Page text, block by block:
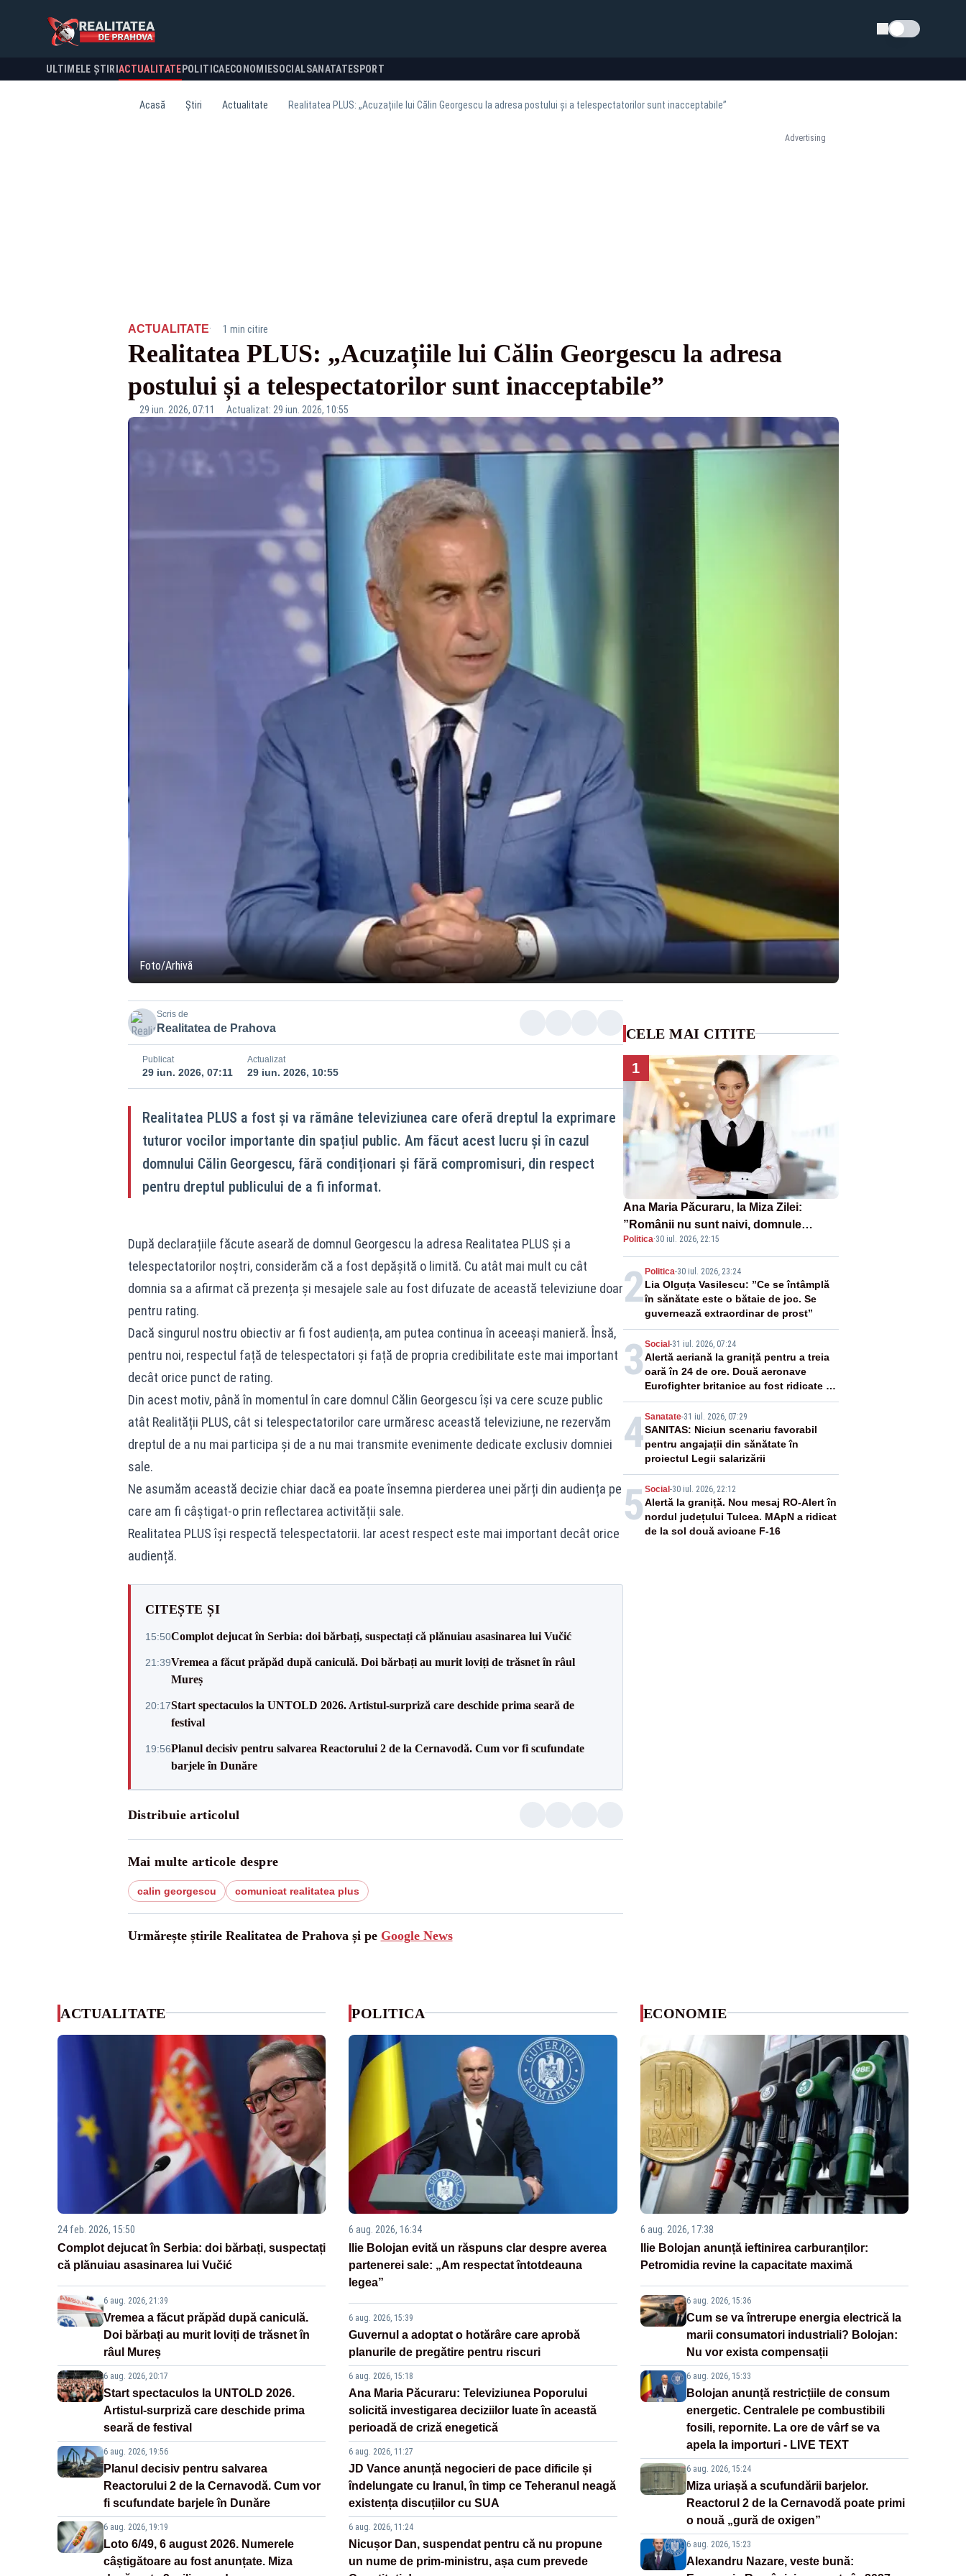
Schimba tema
ULTIMELE ȘTIRI ACTUALITATE POLITICA ECONOMIESOCIALSANATATESPORT
Acasă Știri Actualitate Realitatea PLUS: „Acuzațiile lui Călin Georgescu la adresa postului și a telespectatorilor sunt inacceptabile”
Advertising
ACTUALITATE· 1 min citire
Realitatea PLUS: „Acuzațiile lui Călin Georgescu la adresa
postului și a telespectatorilor sunt inacceptabile”
29 iun. 2026, 07:11 Actualizat: 29 iun. 2026, 10:55
Foto/Arhivă
Scris de
Realitatea de Prahova
Publicat
29 iun. 2026, 07:11
Actualizat
29 iun. 2026, 10:55
Realitatea PLUS a fost și va rămâne televiziunea care oferă dreptul la exprimare
tuturor vocilor importante din spațiul public. Am făcut acest lucru și în cazul
domnului Călin Georgescu, fără condiționari și fără compromisuri, din respect
pentru dreptul publicului de a fi informat.
După declarațiile făcute aseară de domnul Georgescu la adresa Realitatea PLUS și a
telespectatorilor noștri, considerăm că a fost depășită o limită. Cu atât mai mult cu cât
domnia sa a afirmat că prezența și mesajele sale au fost difuzate de această televiziune doar
pentru rating.
Dacă singurul nostru obiectiv ar fi fost audiența, am putea continua în aceeași manieră. Însă,
pentru noi, respectul față de telespectatori și față de propria credibilitate este mai important
decât orice punct de rating.
Din acest motiv, până în momentul în care domnul Călin Georgescu își va cere scuze public
atât Realității PLUS, cât si telespectatorilor care urmăresc această televiziune, ne rezervăm
dreptul de a nu mai participa și de a nu mai transmite evenimente dedicate exclusiv domniei
sale.
Ne asumăm această decizie chiar dacă ea poate însemna pierderea unei părți din audiența pe
care am fi câștigat-o prin reflectarea activității sale.
Realitatea PLUS își respectă telespectatorii. Iar acest respect este mai important decât orice
audiență.
CITEȘTE ȘI
15:50Complot dejucat în Serbia: doi bărbați, suspectați că plănuiau asasinarea lui Vučić
21:39Vremea a făcut prăpăd după caniculă. Doi bărbați au murit loviți de trăsnet în râul
Mureș
20:17Start spectaculos la UNTOLD 2026. Artistul-surpriză care deschide prima seară de
festival
19:56Planul decisiv pentru salvarea Reactorului 2 de la Cernavodă. Cum vor fi scufundate
barjele în Dunăre
Distribuie articolul
Mai multe articole despre
calin georgescu comunicat realitatea plus
Urmărește știrile Realitatea de Prahova și pe Google News
CELE MAI CITITE
1
Ana Maria Păcuraru, la Miza Zilei:
”Românii nu sunt naivi, domnule
premier Bolojan”
Politica·30 iul. 2026, 22:15
2Politica-30 iul. 2026, 23:24
Lia Olguța Vasilescu: ”Ce se întâmplă
în sănătate este o bătaie de joc. Se
guvernează extraordinar de prost”
3 Social-31 iul. 2026, 07:24
Alertă aeriană la graniță pentru a treia
oară în 24 de ore. Două aeronave
Eurofighter britanice au fost ridicate de
la sol
4Sanatate-31 iul. 2026, 07:29
SANITAS: Niciun scenariu favorabil
pentru angajații din sănătate în
proiectul Legii salarizării
5 Social-30 iul. 2026, 22:12
Alertă la graniță. Nou mesaj RO-Alert în
nordul județului Tulcea. MApN a ridicat
de la sol două avioane F-16
ACTUALITATE
24 feb. 2026, 15:50
Complot dejucat în Serbia: doi bărbați, suspectați
că plănuiau asasinarea lui Vučić
6 aug. 2026, 21:39
Vremea a făcut prăpăd după caniculă.
Doi bărbați au murit loviți de trăsnet în
râul Mureș
6 aug. 2026, 20:17
Start spectaculos la UNTOLD 2026.
Artistul-surpriză care deschide prima
seară de festival
6 aug. 2026, 19:56
Planul decisiv pentru salvarea
Reactorului 2 de la Cernavodă. Cum vor
fi scufundate barjele în Dunăre
6 aug. 2026, 19:19
Loto 6/49, 6 august 2026. Numerele
câștigătoare au fost anunțate. Miza
POLITICA
6 aug. 2026, 16:34
Ilie Bolojan evită un răspuns clar despre averea
partenerei sale: „Am respectat întotdeauna
legea”
6 aug. 2026, 15:39
Guvernul a adoptat o hotărâre care aprobă
planurile de pregătire pentru riscuri
6 aug. 2026, 15:18
Ana Maria Păcuraru: Televiziunea Poporului
solicită investigarea deciziilor luate în această
perioadă de criză enegetică
6 aug. 2026, 11:27
JD Vance anunță negocieri de pace dificile și
îndelungate cu Iranul, în timp ce Teheranul neagă
existența discuțiilor cu SUA
6 aug. 2026, 11:24
Nicușor Dan, suspendat pentru că nu propune
un nume de prim-ministru, așa cum prevede
ECONOMIE
6 aug. 2026, 17:38
Ilie Bolojan anunță ieftinirea carburanților:
Petromidia revine la capacitate maximă
6 aug. 2026, 15:36
Cum se va întrerupe energia electrică la
marii consumatori industriali? Bolojan:
Nu vor exista compensații
6 aug. 2026, 15:33
Bolojan anunță restricțiile de consum
energetic. Centralele pe combustibili
fosili, repornite. La ore de vârf se va
apela la importuri - LIVE TEXT
6 aug. 2026, 15:24
Miza uriașă a scufundării barjelor.
Reactorul 2 de la Cernavodă poate primi
o nouă „gură de oxigen”
6 aug. 2026, 15:23
Alexandru Nazare, veste bună: